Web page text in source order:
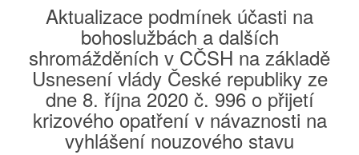
Aktualizace podmínek účasti na
bohoslužbách a dalších
shromážděních v CČSH na základě
Usnesení vlády České republiky ze
dne 8. října 2020 č. 996 o přijetí
krizového opatření v návaznosti na
vyhlášení nouzového stavu